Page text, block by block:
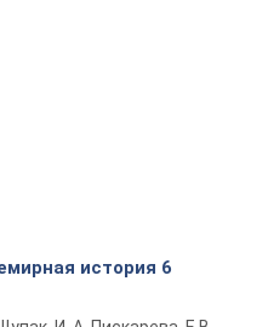
история 6